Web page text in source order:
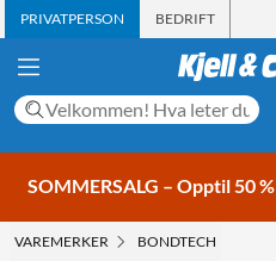
PRIVATPERSON BEDRIFT
SOMMERSALG – Opptil 50 %
VAREMERKER BONDTECH